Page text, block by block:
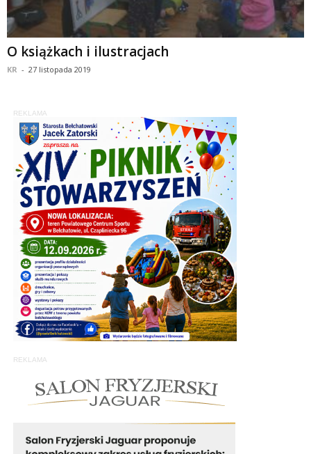
O książkach i ilustracjach
KR - 27 listopada 2019
REKLAMA
REKLAMA